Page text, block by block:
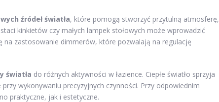
źródeł światła, które pomogą stworzyć przytulną atmosferę,
kinkietów czy małych lampek stołowych może wprowadzić
na zastosowanie dimmerów, które pozwalają na regulację
światła do różnych aktywności w łazience. Ciepłe światło sprzyja
wykonywaniu precyzyjnych czynności. Przy odpowiednim
praktyczne, jak i estetyczne.